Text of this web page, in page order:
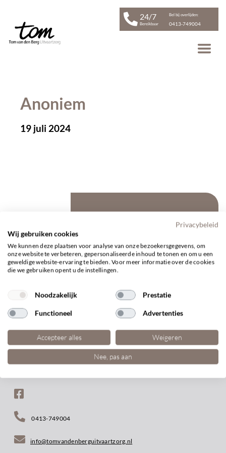
24/7
Bereikbaar
Bel bij overlijden:
0413-749004
Anoniem
19 juli 2024
BEKIJK ARTIKEL
0413-749004
info@tomvandenberguitvaartzorg.nl
Privacybeleid
Wij gebruiken cookies
We kunnen deze plaatsen voor analyse van onze bezoekersgegevens, om
onze website te verbeteren, gepersonaliseerde inhoud te tonen en om u een
geweldige website-ervaring te bieden. Voor meer informatie over de cookies
die we gebruiken opent u de instellingen.
Noodzakelijk Prestatie
Functioneel Advertenties
Accepteer alles Weigeren
Nee, pas aan